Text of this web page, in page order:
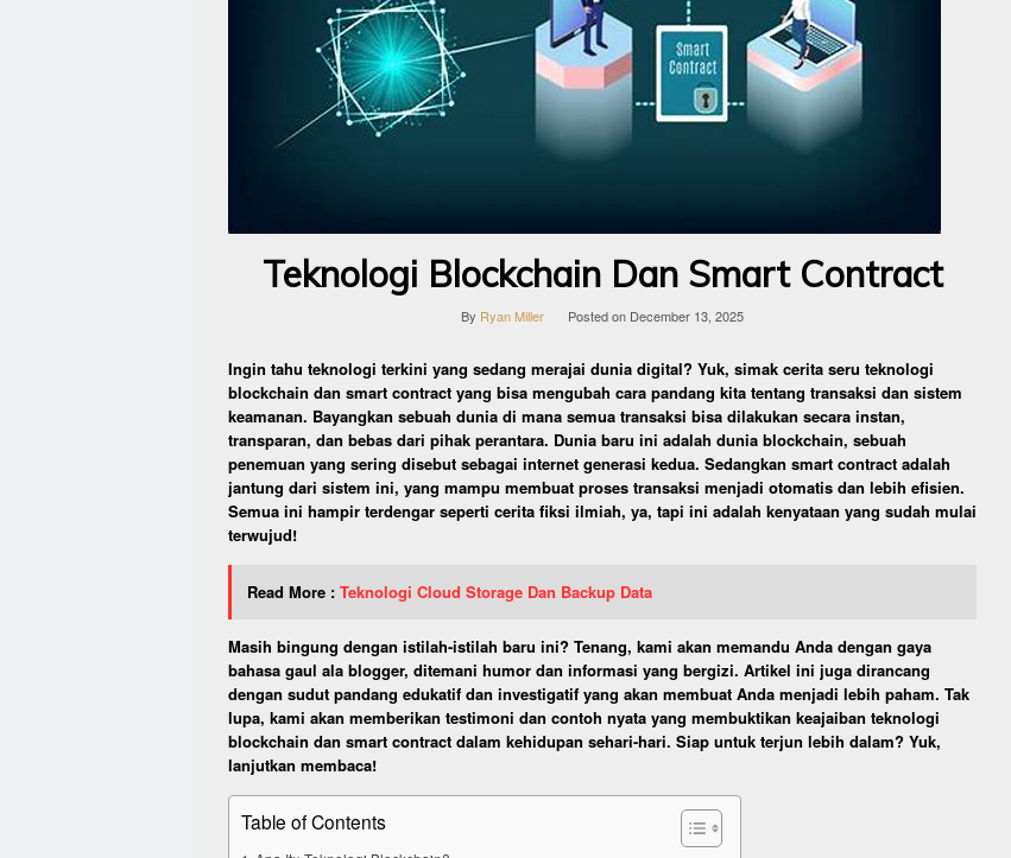
Teknologi Blockchain Dan Smart Contract
By Ryan Miller Posted on December 13, 2025
Ingin tahu teknologi terkini yang sedang merajai dunia digital? Yuk, simak cerita seru teknologi
blockchain dan smart contract yang bisa mengubah cara pandang kita tentang transaksi dan sistem
keamanan. Bayangkan sebuah dunia di mana semua transaksi bisa dilakukan secara instan,
transparan, dan bebas dari pihak perantara. Dunia baru ini adalah dunia blockchain, sebuah
penemuan yang sering disebut sebagai internet generasi kedua. Sedangkan smart contract adalah
jantung dari sistem ini, yang mampu membuat proses transaksi menjadi otomatis dan lebih efisien.
Semua ini hampir terdengar seperti cerita fiksi ilmiah, ya, tapi ini adalah kenyataan yang sudah mulai
terwujud!
Read More : Teknologi Cloud Storage Dan Backup Data
Masih bingung dengan istilah-istilah baru ini? Tenang, kami akan memandu Anda dengan gaya
bahasa gaul ala blogger, ditemani humor dan informasi yang bergizi. Artikel ini juga dirancang
dengan sudut pandang edukatif dan investigatif yang akan membuat Anda menjadi lebih paham. Tak
lupa, kami akan memberikan testimoni dan contoh nyata yang membuktikan keajaiban teknologi
blockchain dan smart contract dalam kehidupan sehari-hari. Siap untuk terjun lebih dalam? Yuk,
lanjutkan membaca!
Table of Contents